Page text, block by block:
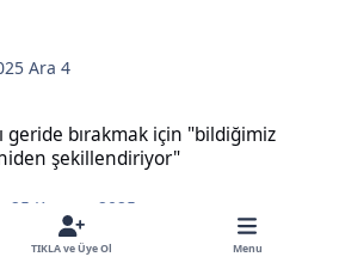
Ara 4
geride bırakmak için "bildiğimiz
şekillendiriyor"
25 Kasım , 2025
497 görüntü
TIKLA ve Üye Ol Menu